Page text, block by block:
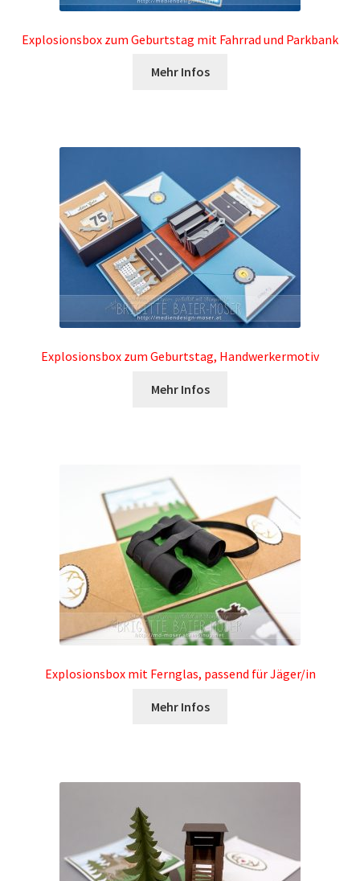
Explosionsbox zum Geburtstag mit Fahrrad und Parkbank
Mehr Infos
Explosionsbox zum Geburtstag, Handwerkermotiv
Mehr Infos
Explosionsbox mit Fernglas, passend für Jäger/in
Mehr Infos